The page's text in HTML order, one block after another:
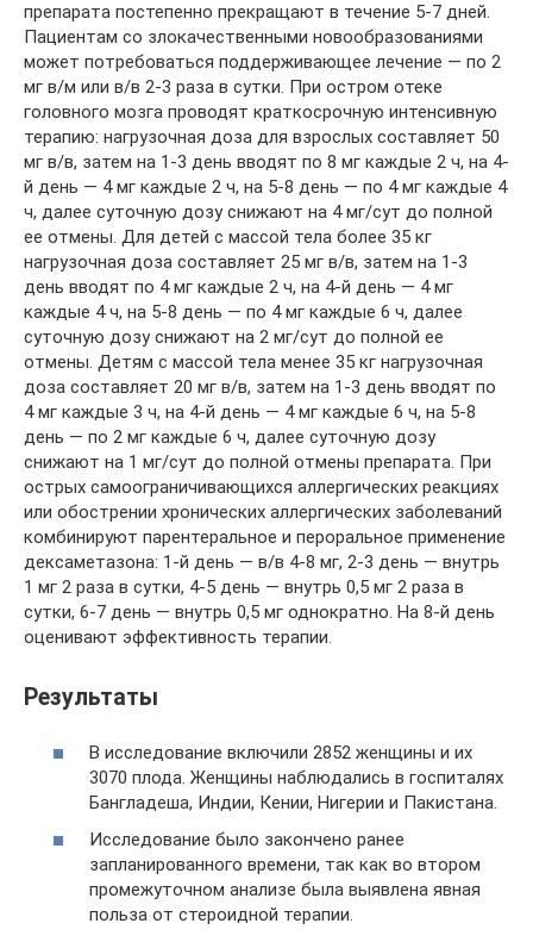
препарата постепенно прекращают в течение 5-7 дней.
Пациентам со злокачественными новообразованиями
может потребоваться поддерживающее лечение — по 2
мг в/м или в/в 2-3 раза в сутки. При остром отеке
головного мозга проводят краткосрочную интенсивную
терапию: нагрузочная доза для взрослых составляет 50
мг в/в, затем на 1-3 день вводят по 8 мг каждые 2 ч, на 4-
й день — 4 мг каждые 2 ч, на 5-8 день — по 4 мг каждые 4
ч, далее суточную дозу снижают на 4 мг/сут до полной
ее отмены. Для детей с массой тела более 35 кг
нагрузочная доза составляет 25 мг в/в, затем на 1-3
день вводят по 4 мг каждые 2 ч, на 4-й день — 4 мг
каждые 4 ч, на 5-8 день — по 4 мг каждые 6 ч, далее
суточную дозу снижают на 2 мг/сут до полной ее
отмены. Детям с массой тела менее 35 кг нагрузочная
доза составляет 20 мг в/в, затем на 1-3 день вводят по
4 мг каждые 3 ч, на 4-й день — 4 мг каждые 6 ч, на 5-8
день — по 2 мг каждые 6 ч, далее суточную дозу
снижают на 1 мг/сут до полной отмены препарата. При
острых самоограничивающихся аллергических реакциях
или обострении хронических аллергических заболеваний
комбинируют парентеральное и пероральное применение
дексаметазона: 1-й день — в/в 4-8 мг, 2-3 день — внутрь
1 мг 2 раза в сутки, 4-5 день — внутрь 0,5 мг 2 раза в
сутки, 6-7 день — внутрь 0,5 мг однократно. На 8-й день
оценивают эффективность терапии.
Результаты
В исследование включили 2852 женщины и их
3070 плода. Женщины наблюдались в госпиталях
Бангладеша, Индии, Кении, Нигерии и Пакистана.
Исследование было закончено ранее
запланированного времени, так как во втором
промежуточном анализе была выявлена явная
польза от стероидной терапии.